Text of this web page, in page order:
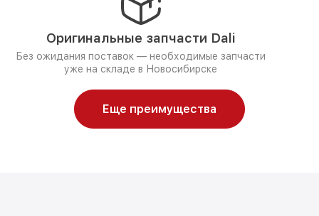
Оригинальные запчасти Dali
Без ожидания поставок — необходимые запчасти
уже на складе в Новосибирске
Еще преимущества